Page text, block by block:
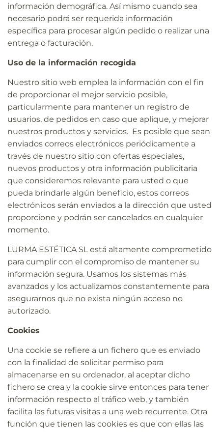
información demográfica. Así mismo cuando sea
necesario podrá ser requerida información
específica para procesar algún pedido o realizar una
entrega o facturación.
Uso de la información recogida
Nuestro sitio web emplea la información con el fin
de proporcionar el mejor servicio posible,
particularmente para mantener un registro de
usuarios, de pedidos en caso que aplique, y mejorar
nuestros productos y servicios. Es posible que sean
enviados correos electrónicos periódicamente a
través de nuestro sitio con ofertas especiales,
nuevos productos y otra información publicitaria
que consideremos relevante para usted o que
pueda brindarle algún beneficio, estos correos
electrónicos serán enviados a la dirección que usted
proporcione y podrán ser cancelados en cualquier
momento.
LURMA ESTÉTICA SL está altamente comprometido
para cumplir con el compromiso de mantener su
información segura. Usamos los sistemas más
avanzados y los actualizamos constantemente para
asegurarnos que no exista ningún acceso no
autorizado.
Cookies
Una cookie se refiere a un fichero que es enviado
con la finalidad de solicitar permiso para
almacenarse en su ordenador, al aceptar dicho
fichero se crea y la cookie sirve entonces para tener
información respecto al tráfico web, y también
facilita las futuras visitas a una web recurrente. Otra
función que tienen las cookies es que con ellas las